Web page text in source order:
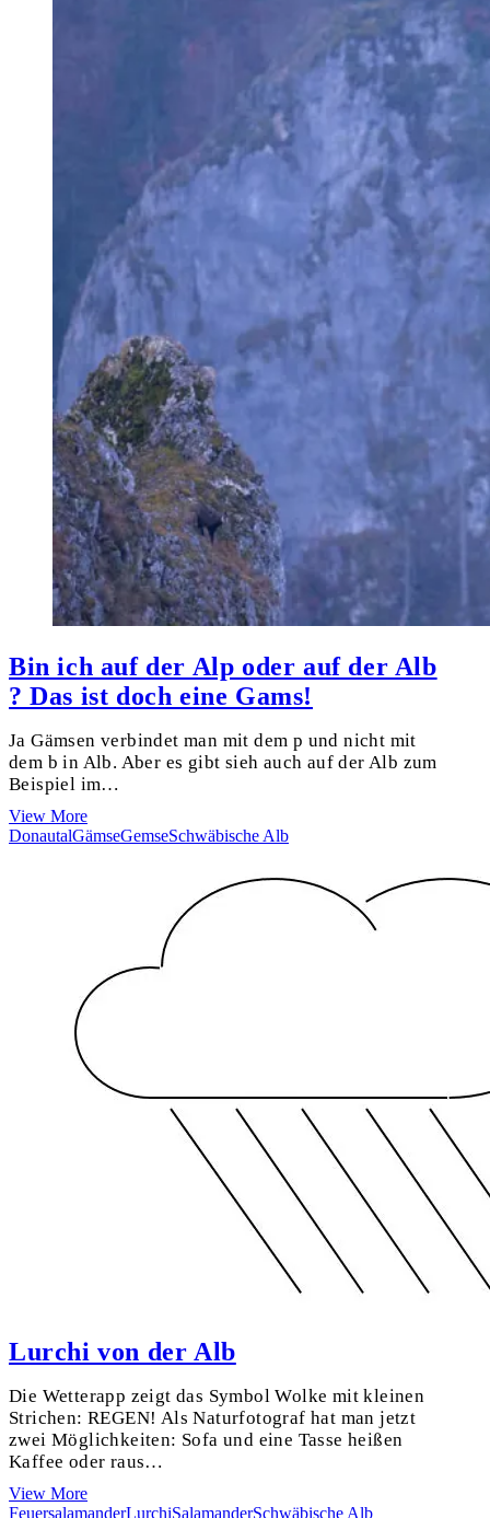
Bin ich auf der Alp oder auf der Alb
? Das ist doch eine Gams!
Ja Gämsen verbindet man mit dem p und nicht mit
dem b in Alb. Aber es gibt sieh auch auf der Alb zum
Beispiel im…
View MoreBin
ich
Alb
?
eine
Gams!
DonautalGämseGemseSchwäbische Alb
Lurchi von der Alb
Die Wetterapp zeigt das Symbol Wolke mit kleinen
Strichen: REGEN! Als Naturfotograf hat man jetzt
zwei Möglichkeiten: Sofa und eine Tasse heißen
Kaffee oder raus…
View MoreLurchi
von
FeuersalamanderLurchiSalamanderSchwäbische Alb